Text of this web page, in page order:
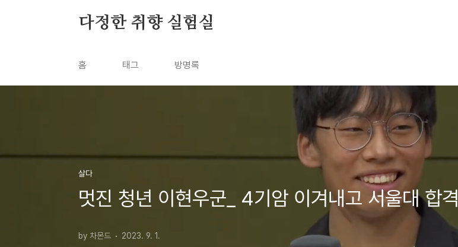
다정한 취향 실험실
홈 태그 방명록
살다
멋진 청년 이현우군_ 4기암 이겨내고 서울대 합격
by 차몬드 2023. 9. 1.